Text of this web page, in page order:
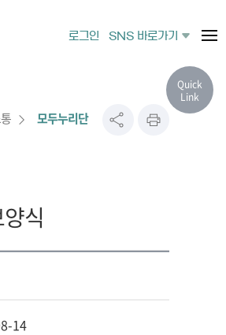
로그인 SNS 바로가기
모두누리단
식
14
Quick
Link